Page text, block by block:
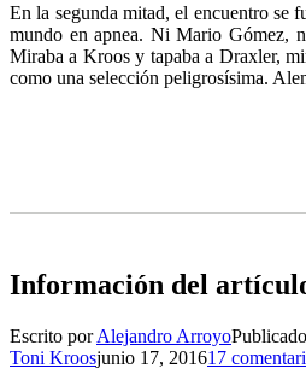
En la segunda mitad, el encuentro se
mundo en apnea. Ni Mario Gómez,
Miraba a Kroos y tapaba a Draxler,
como una selección peligrosísima.
Información del
Escrito porAlejandro Arroyo
Toni Kroosjunio 17, 201617